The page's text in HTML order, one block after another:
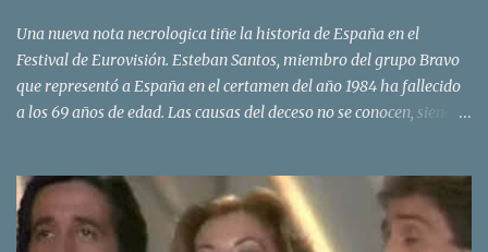
Una nueva nota necrologica tiñe la historia de España en el
Festival de Eurovisión. Esteban Santos, miembro del grupo Bravo
que representó a España en el certamen del año 1984 ha fallecido
a los 69 años de edad. Las causas del deceso no se conocen, siendo
traves de las redes sociales. Nacido en Tolosa en 1951, durante su
epoca universitaria en la carrera de empresariales conoció al
estudiante de medicina Luis Villar, comenzando a actuar